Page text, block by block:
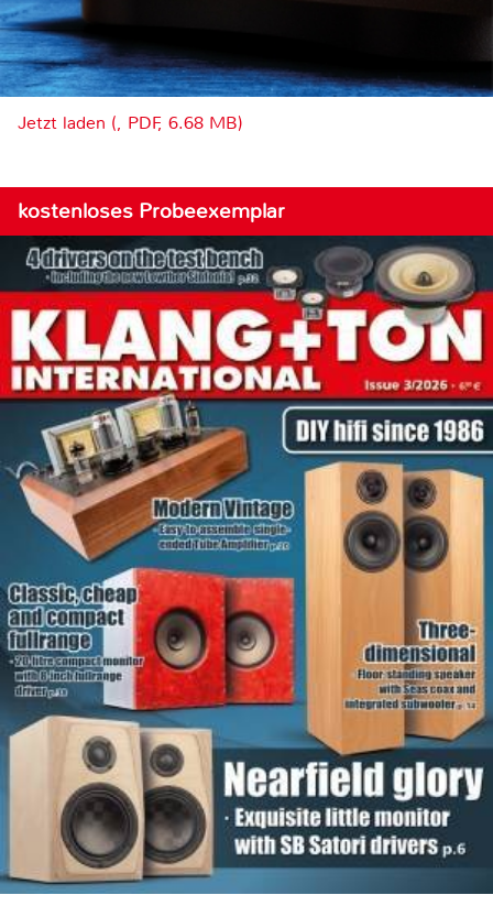
Jetzt laden (, PDF, 6.68 MB)
kostenloses Probeexemplar